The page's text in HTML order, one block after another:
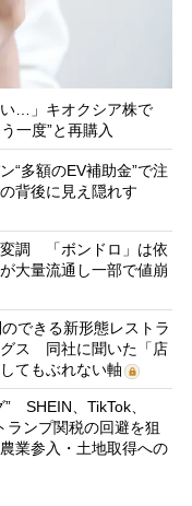
い…」キオクシア株で
一度”と再購入
“多額のEV補助金”で注
背後に見え隠れす
調 「ボンドロ」は依
大量流通し一部で値崩
できる新形態レストラ
グス 同社に聞いた「店
てもぶれない軸
SHEIN、TikTok、
ンプ関税の回避を狙
業参入・土地取得への